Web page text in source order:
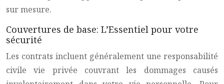
sur mesure.
Couvertures de base: L’Essentiel pour votre
sécurité
Les contrats incluent généralement une responsabilité
civile vie privée couvrant les dommages causés